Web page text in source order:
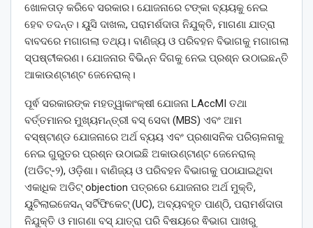
ଖୋଳତାଡ଼ କରିବେ ସରକାର। ଯୋଜନାରେ ଟଙ୍କା ବ୍ୟୟକୁ ନେଇ
ହେବ ତଦନ୍ତ। ୟୁସି ଦାଖଲ, ପରାମର୍ଶଦାତା ନିଯୁକ୍ତି, ମାଗଣା ଯାତ୍ରା
ବାବଦରେ ମଗାଗଲା ତଥ୍ୟ। ବାଣିଜ୍ୟ ଓ ପରିବହନ ବିଭାଗକୁ ମଗାଗଲା
ସ୍ପଷ୍ଟୀକରଣ। ଯୋଜନାର ବିଭିନ୍ନ ଦିଗକୁ ନେଇ ପ୍ରଶ୍ନ ଉଠାଇଛନ୍ତି
ଆକାଉଣ୍ଟାଣ୍ଟ ଜେନେରାଲ୍।
ପୂର୍ଵ ସରକାରଙ୍କ ମହତ୍ୱାକାଂକ୍ଷୀ ଯୋଜନା LAccMI ତଥା
ବର୍ତ୍ତମାନର ମୁଖ୍ୟମନ୍ତ୍ରୀ ବସ୍‌ ସେବା (MBS) ଏବଂ ଆମ
ବସ୍‌ଷ୍ଟାଣ୍ଡ ଯୋଜନାରେ ଅର୍ଥ ବ୍ୟୟ ଏବଂ ପ୍ରଶାସନିକ ପରିଚାଳନାକୁ
ନେଇ ଗୁରୁତର ପ୍ରଶ୍ନ ଉଠାଇଛି ଅକାଉଣ୍ଟାଣ୍ଟ ଜେନେରାଲ୍‌
(ଅଡିଟ୍‌-୨), ଓଡ଼ିଶା। ବାଣିଜ୍ୟ ଓ ପରିବହନ ବିଭାଗକୁ ପଠାଯାଇଥିବା
ଏକାଧିକ ଅଡିଟ୍‌ objection ପତ୍ରରେ ଯୋଜନାର ଅର୍ଥ ମୁକ୍ତି,
ୟୁଟିଲାଇଜେସନ୍‌ ସର୍ଟିଫିକେଟ୍‌ (UC), ଅବ୍ୟବହୃତ ପାଣ୍ଠି, ପରାମର୍ଶଦାତା
ନିଯୁକ୍ତି ଓ ମାଗଣା ବସ୍‌ ଯାତ୍ରା ପରି ବିଷୟରେ ଵିଭାଗ ପାଖରୁ